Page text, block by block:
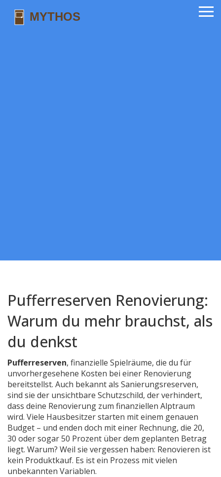
Pufferreserven Renovierung:
Warum du mehr brauchst, als
du denkst
Pufferreserven, finanzielle Spielräume, die du für
unvorhergesehene Kosten bei einer Renovierung
bereitstellst. Auch bekannt als Sanierungsreserven,
sind sie der unsichtbare Schutzschild, der verhindert,
dass deine Renovierung zum finanziellen Alptraum
wird. Viele Hausbesitzer starten mit einem genauen
Budget – und enden doch mit einer Rechnung, die 20,
30 oder sogar 50 Prozent über dem geplanten Betrag
liegt. Warum? Weil sie vergessen haben: Renovieren ist
kein Produktkauf. Es ist ein Prozess mit vielen
unbekannten Variablen.